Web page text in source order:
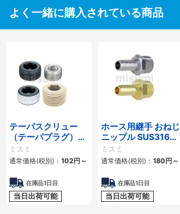
よく一緒に購入されている商品
テーパスクリュー
（テーパプラグ）
【SUS316/SUSXM7
相当/PEEK/合金
鋼・圧造鋼】
ミスミ
通常価格(税別)： 102円～
在庫品1日目
当日出荷可能
ホース用継手 おねじ
ニップル SUS316・
SUS304・黄銅
ミスミ
通常価格(税別)： 180円～
在庫品1日目
当日出荷可能